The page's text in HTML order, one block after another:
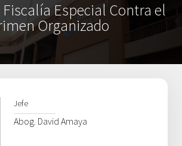
Fiscalía Especial Contra el
Organizado
Jefe
Abog. David Amaya